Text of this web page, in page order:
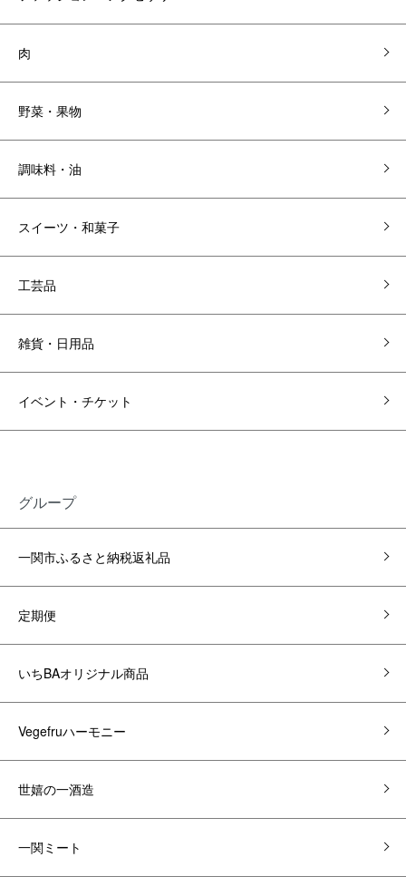
肉
野菜・果物
調味料・油
スイーツ・和菓子
工芸品
雑貨・日用品
イベント・チケット
グループ
一関市ふるさと納税返礼品
定期便
いちBAオリジナル商品
Vegefruハーモニー
世嬉の一酒造
一関ミート